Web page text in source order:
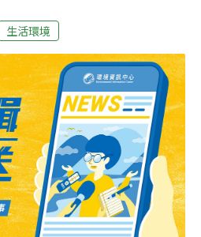
策做半套，等於是浪費公帑。
，就給予容積獎勵，算算74座
坪，在寸土寸金的台北市，市
這些小公園的期限，卻只有18
就算了，可是雙城街這塊公
副德行，當初剛用好的時候，
現在的樣子比一比，公園完全
了，公園也長的不像公園了，
半套，選舉過後，還是得徹底
生活環境